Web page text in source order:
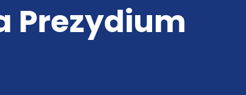
Prezydium